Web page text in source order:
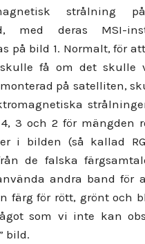
strålning
med deras MSI-
på bild 1. Normalt, för
få om det skulle
på satelliten,
3 och 2 för mängden
i bilden (så kallad
de falska
andra band för
färg för rött, grönt och
som vi inte kan
bild.